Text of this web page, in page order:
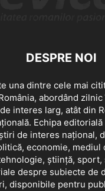
DESPRE NOI
una dintre cele mai
abordând
interes larg, atât din
Echipa
de interes național,
economie, mediul
știință, sport,
despre subiecte de
disponibile pentru